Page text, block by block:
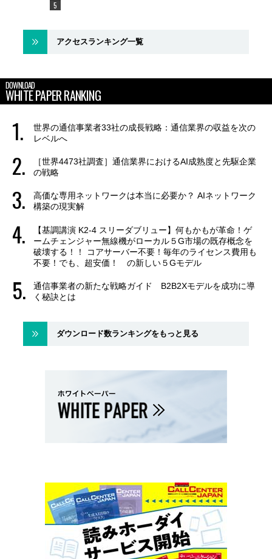
アクセスランキング一覧
DOWNLOAD
WHITE PAPER RANKING
世界の通信事業者33社の成長戦略：通信業界の収益を次の
レベルへ
［世界4473社調査］通信業界におけるAI成熟度と先駆企業
の戦略
高価な専用ネットワークは本当に必要か？ AIネットワーク
構築の現実解
【基調講演 K2-4 スリーダブリュー】何もかもが革命！ゲ
ームチェンジャー無線機がローカル５G市場の既存概念を
破壊する！！ コアサーバー不要！毎年のライセンス費用も
不要！でも、超安価！ の新しい５Gモデル
通信事業者の新たな戦略ガイド B2B2Xモデルを成功に導
く秘訣とは
ダウンロード数ランキングをもっと見る